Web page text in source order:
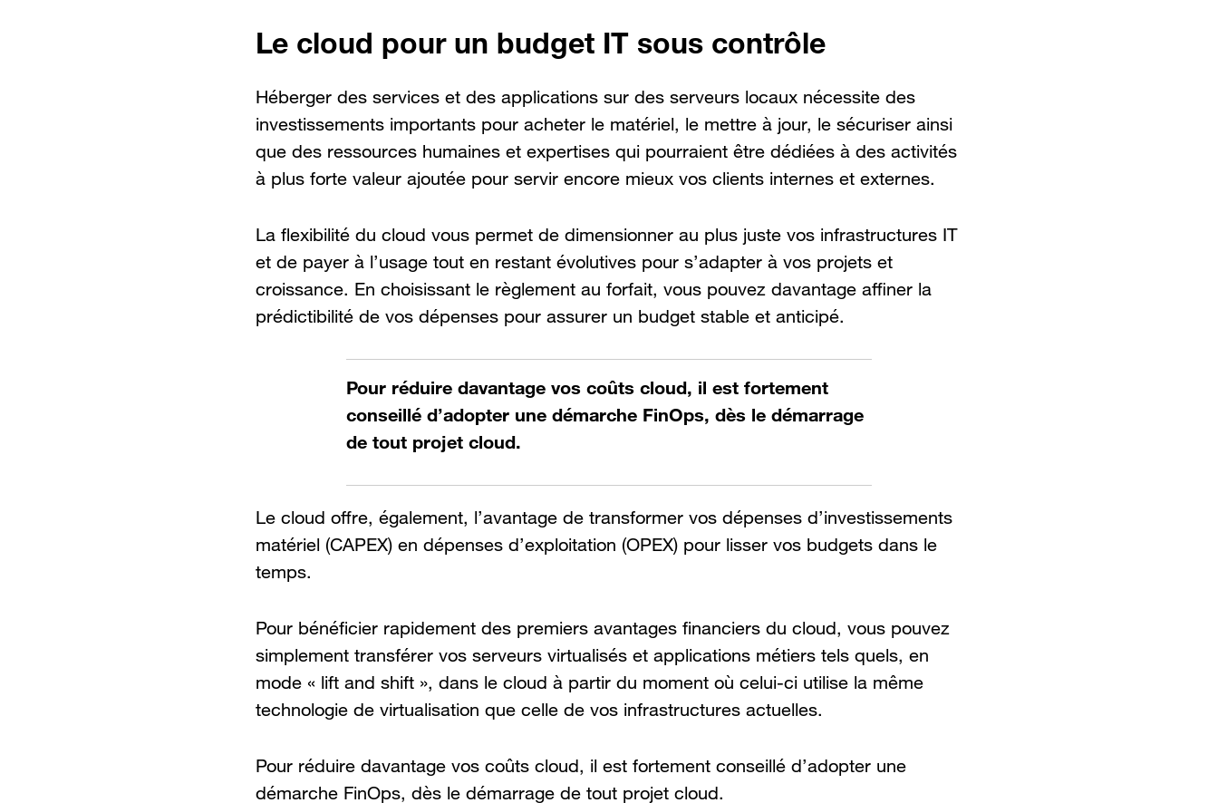
Le cloud pour un budget IT sous contrôle
Héberger des services et des applications sur des serveurs locaux nécessite des
investissements importants pour acheter le matériel, le mettre à jour, le sécuriser ainsi
que des ressources humaines et expertises qui pourraient être dédiées à des activités
à plus forte valeur ajoutée pour servir encore mieux vos clients internes et externes.
La flexibilité du cloud vous permet de dimensionner au plus juste vos infrastructures IT
et de payer à l’usage tout en restant évolutives pour s’adapter à vos projets et
croissance. En choisissant le règlement au forfait, vous pouvez davantage affiner la
prédictibilité de vos dépenses pour assurer un budget stable et anticipé.
Pour réduire davantage vos coûts cloud, il est fortement
conseillé d’adopter une démarche FinOps, dès le démarrage
de tout projet cloud.
Le cloud offre, également, l’avantage de transformer vos dépenses d’investissements
matériel (CAPEX) en dépenses d’exploitation (OPEX) pour lisser vos budgets dans le
temps.
Pour bénéficier rapidement des premiers avantages financiers du cloud, vous pouvez
simplement transférer vos serveurs virtualisés et applications métiers tels quels, en
mode « lift and shift », dans le cloud à partir du moment où celui-ci utilise la même
technologie de virtualisation que celle de vos infrastructures actuelles.
Pour réduire davantage vos coûts cloud, il est fortement conseillé d’adopter une
démarche FinOps, dès le démarrage de tout projet cloud.